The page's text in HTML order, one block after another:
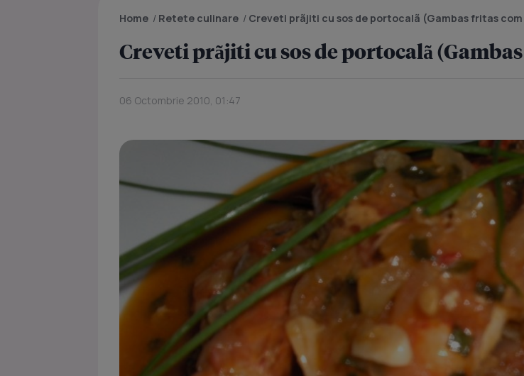
Home / Retete culinare / Creveti prãjiti cu sos de portocalã (Gambas fritas com
Creveti prãjiti cu sos de portocalã
06 Octombrie 2010, 01:47